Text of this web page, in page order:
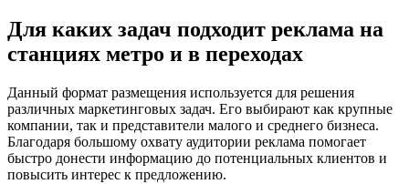
Для каких задач подходит реклама на
станциях метро и в переходах
Данный формат размещения используется для решения
различных маркетинговых задач. Его выбирают как крупные
компании, так и представители малого и среднего бизнеса.
Благодаря большому охвату аудитории реклама помогает
быстро донести информацию до потенциальных клиентов и
повысить интерес к предложению.